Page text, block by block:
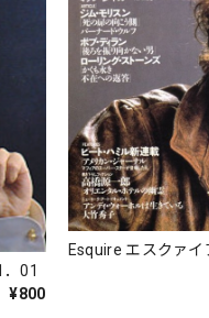
01
¥800
Esquire エスクァ